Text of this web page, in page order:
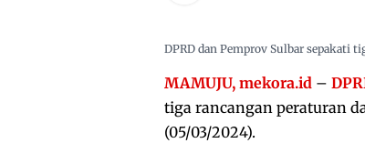
DPRD dan Pemprov Sulbar sepakati
MAMUJU, mekora.id –
tiga rancangan peraturan
(05/03/2024).